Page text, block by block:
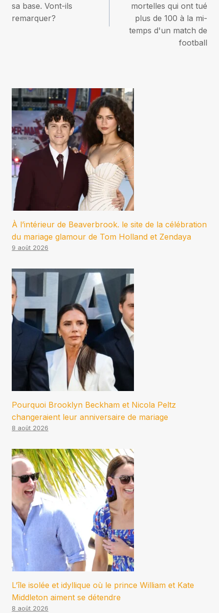
l’article
sa base. Vont-ils
remarquer?
mortelles qui ont tué
plus de 100 à la mi-
temps d'un match de
football
À l’intérieur de Beaverbrook. le site de la célébration
du mariage glamour de Tom Holland et Zendaya
9 août 2026
Pourquoi Brooklyn Beckham et Nicola Peltz
changeraient leur anniversaire de mariage
8 août 2026
L’île isolée et idyllique où le prince William et Kate
Middleton aiment se détendre
8 août 2026